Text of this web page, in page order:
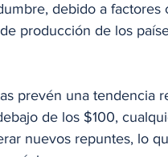
debido a
producción de los
prevén una tendencia
de los $100,
nuevos repuntes, lo